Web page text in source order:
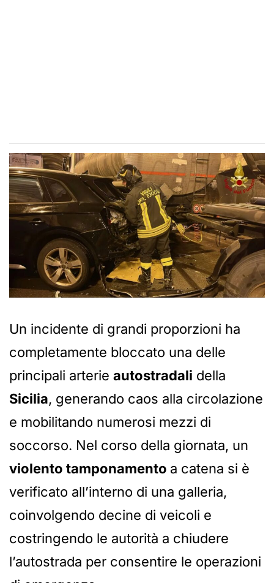
Un incidente di grandi proporzioni ha
completamente bloccato una delle
principali arterie autostradali della
Sicilia, generando caos alla circolazione
e mobilitando numerosi mezzi di
soccorso. Nel corso della giornata, un
violento tamponamento a catena si è
verificato all’interno di una galleria,
coinvolgendo decine di veicoli e
costringendo le autorità a chiudere
l’autostrada per consentire le operazioni